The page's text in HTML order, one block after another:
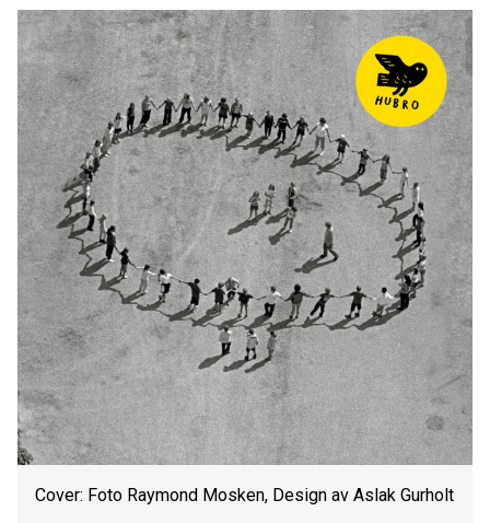
Cover: Foto Raymond Mosken, Design av Aslak Gurholt